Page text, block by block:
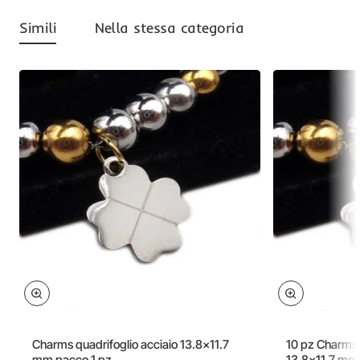
Simili Nella stessa categoria
Charms quadrifoglio acciaio 13.8x11.7
10 pz